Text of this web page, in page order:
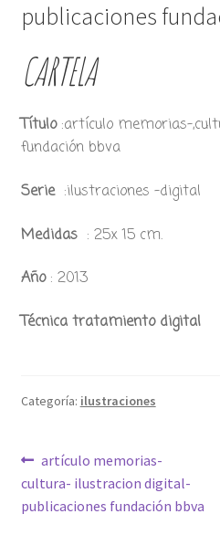
publicaciones
CARTELA
Título:artículo memorias-
fundación bbva
Serie :ilustraciones -digital
Medidas : 25x 15 cm.
Año: 2013
Técnica tratamiento digital
Categoría: ilustraciones
Navegación
de
Anterior:
artículo memorias-
cultura- ilustracion digital-
publicaciones fundación bbva